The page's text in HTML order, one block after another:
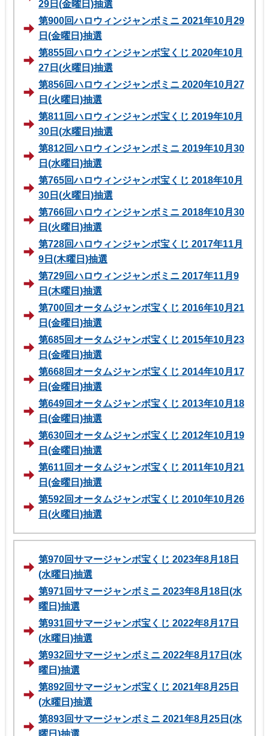
29日(金曜日)抽選
第900回ハロウィンジャンボミニ 2021年10月29
日(金曜日)抽選
第855回ハロウィンジャンボ宝くじ 2020年10月
27日(火曜日)抽選
第856回ハロウィンジャンボミニ 2020年10月27
日(火曜日)抽選
第811回ハロウィンジャンボ宝くじ 2019年10月
30日(水曜日)抽選
第812回ハロウィンジャンボミニ 2019年10月30
日(水曜日)抽選
第765回ハロウィンジャンボ宝くじ 2018年10月
30日(火曜日)抽選
第766回ハロウィンジャンボミニ 2018年10月30
日(火曜日)抽選
第728回ハロウィンジャンボ宝くじ 2017年11月
9日(木曜日)抽選
第729回ハロウィンジャンボミニ 2017年11月9
日(木曜日)抽選
第700回オータムジャンボ宝くじ 2016年10月21
日(金曜日)抽選
第685回オータムジャンボ宝くじ 2015年10月23
日(金曜日)抽選
第668回オータムジャンボ宝くじ 2014年10月17
日(金曜日)抽選
第649回オータムジャンボ宝くじ 2013年10月18
日(金曜日)抽選
第630回オータムジャンボ宝くじ 2012年10月19
日(金曜日)抽選
第611回オータムジャンボ宝くじ 2011年10月21
日(金曜日)抽選
第592回オータムジャンボ宝くじ 2010年10月26
日(火曜日)抽選
第970回サマージャンボ宝くじ 2023年8月18日
(水曜日)抽選
第971回サマージャンボミニ 2023年8月18日(水
曜日)抽選
第931回サマージャンボ宝くじ 2022年8月17日
(水曜日)抽選
第932回サマージャンボミニ 2022年8月17日(水
曜日)抽選
第892回サマージャンボ宝くじ 2021年8月25日
(水曜日)抽選
第893回サマージャンボミニ 2021年8月25日(水